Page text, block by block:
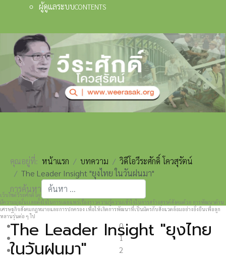
ผู้ดูแลระบบCONTENTS
เว็บไซต์วีระศักดิ์ โควสุรัตน์ www.weerasak.org
มีความมุ่งมั่นเเละตั้งใจในการเผยแพร่เรื่องราวความรู้ความเข้าใจในการสร้างสรรค์สังคมด้วย การพัฒนาด้าน
เศรษฐกิจสังคมกฎหมายและการปกครอง เพื่อให้เกิดการพัฒนาที่เป็นมิตรกับสิ่งแวดล้อมอย่างยั่งยืนเพื่อลูก
หลานรุ่นต่อ ๆ ไป
0
1
2
คุณอยู่ที่: หน้าแรก บทความ
วิดีโอวีระศักดิ์ โควสุรัตน์
The Leader Insight "ยุงไทย ในวันฝนมา"
การค้นหา
Type 2 or more characters for results.
The Leader Insight "ยุงไทย
ในวันฝนมา"